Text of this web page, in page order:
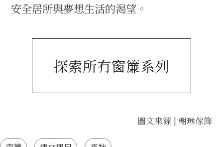
安全居所與夢想生活的渴望。
探索所有窗簾系列
圖文來源 | 榭琳傢飾